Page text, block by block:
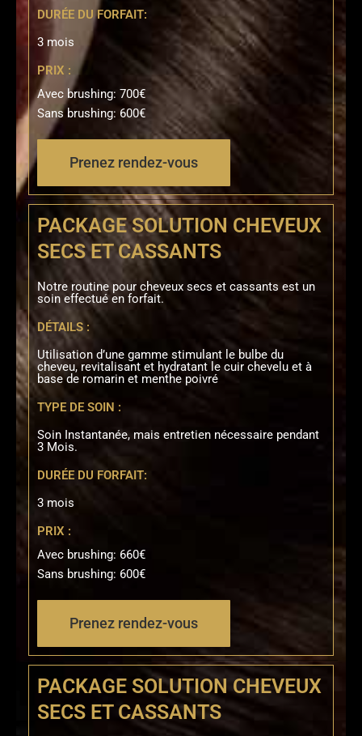
DURÉE DU FORFAIT:
3 mois
PRIX :
Avec brushing: 700€
Sans brushing: 600€
Prenez rendez-vous
PACKAGE SOLUTION CHEVEUX
SECS ET CASSANTS
Notre routine pour cheveux secs et cassants est un
soin effectué en forfait.
DÉTAILS :
Utilisation d’une gamme stimulant le bulbe du
cheveu, revitalisant et hydratant le cuir chevelu et à
base de romarin et menthe poivré
TYPE DE SOIN :
Soin Instantanée, mais entretien nécessaire pendant
3 Mois.
DURÉE DU FORFAIT:
3 mois
PRIX :
Avec brushing: 660€
Sans brushing: 600€
Prenez rendez-vous
PACKAGE SOLUTION CHEVEUX
SECS ET CASSANTS